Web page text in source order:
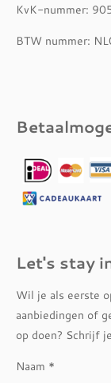
KvK-nummer:
BTW nummer:
Let's stay
Wil je als eerste
aanbiedingen of
op doen? Schrijf
Naam *